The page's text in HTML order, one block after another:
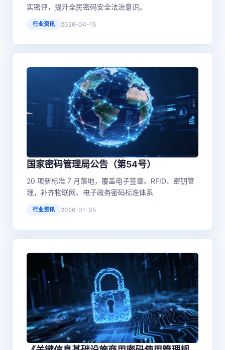
实密评，提升全民密码安全法治意识。
行业资讯 2026-04-15
国家密码管理局公告（第54号）
20 项新标准 7 月落地，覆盖电子签章、RFID、密钥管
理，补齐物联网、电子政务密码标准体系
行业资讯 2026-01-05